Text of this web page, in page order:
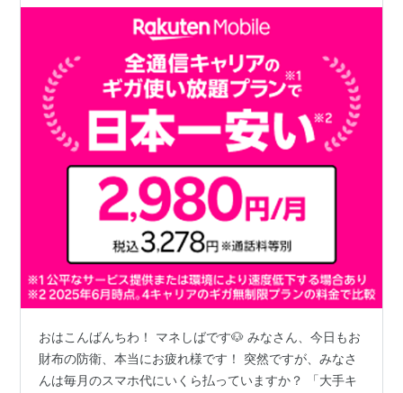
おはこんばんちわ！ マネしばです🐶 みなさん、今日もお
財布の防衛、本当にお疲れ様です！ 突然ですが、みなさ
んは毎月のスマホ代にいくら払っていますか？ 「大手キ